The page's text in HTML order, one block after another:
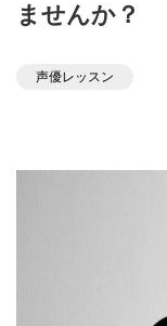
ませんか？
声優レッスン